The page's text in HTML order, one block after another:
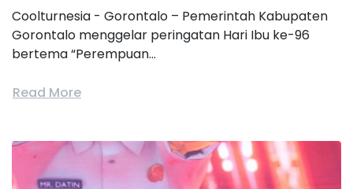
Coolturnesia - Gorontalo – Pemerintah Kabupaten
Gorontalo menggelar peringatan Hari Ibu ke-96
bertema “Perempuan...
Read More